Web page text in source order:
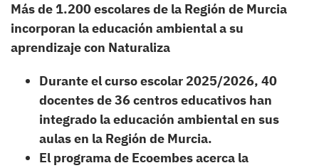
Más de 1.200 escolares de la Región de Murcia
incorporan la educación ambiental a su
aprendizaje con Naturaliza
Durante el curso escolar 2025/2026, 40
docentes de 36 centros educativos han
integrado la educación ambiental en sus
aulas en la Región de Murcia.
El programa de Ecoembes acerca la